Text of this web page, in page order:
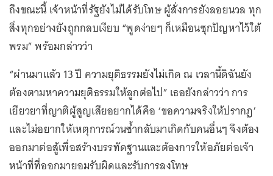
ถึงขณะนี้ เจ้าหน้าที่รัฐยังไม่ได้รับโทษ ผู้สั่งการยังลอยนวล ทุก
สิ่งทุกอย่างยังถูกกลบเงียบ “พูดง่ายๆ ก็เหมือนซุกปัญหาไว้ใต้
พรม” พร้อมกล่าวว่า
“ผ่านมาแล้ว 13 ปี ความยุติธรรมยังไม่เกิด ณ เวลานี้ดิฉันยัง
ต้องตามหาความยุติธรรมให้ลูกต่อไป” เธอยังกล่าวว่า การ
เยียวยาที่ญาติผู้สูญเสียอยากได้คือ ‘ขอความจริงให้ปรากฏ’
และไม่อยากให้เหตุการณ์วนซ้ำกลับมาเกิดกับคนอื่นๆ จึงต้อง
ออกมาต่อสู้เพื่อสร้างบรรทัดฐานและต้องการให้อภัยต่อเจ้า
หน้าที่ที่ออกมายอมรับผิดและรับการลงโทษ